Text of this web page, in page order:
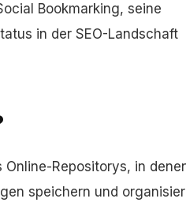
Bookmarking, seine
in der SEO-Landschaft
Repositorys, in
speichern und